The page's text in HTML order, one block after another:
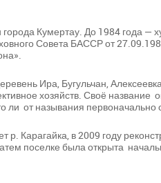
Кумертау. До 1984 года —
Совета БАССР от
Ира, Бугульчан,
хозяйств. Своё
ли от называния первоначально
р. Карагайка, в 2009 году
поселке была открыта